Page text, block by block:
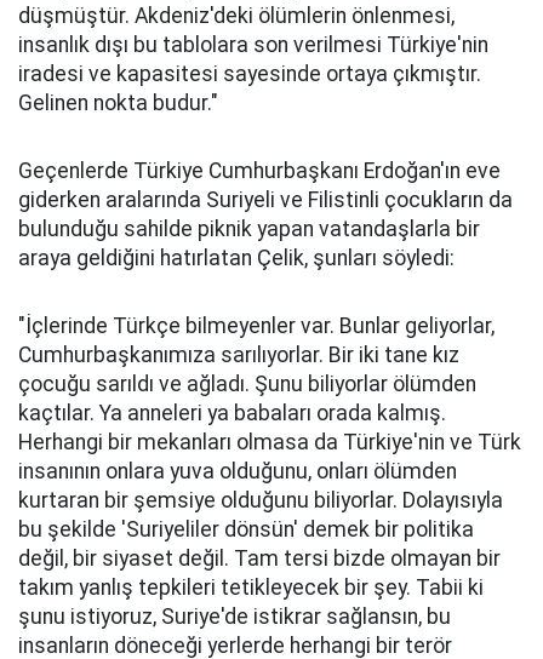
düşmüştür. Akdeniz'deki ölümlerin önlenmesi,
insanlık dışı bu tablolara son verilmesi Türkiye'nin
iradesi ve kapasitesi sayesinde ortaya çıkmıştır.
Gelinen nokta budur."
Geçenlerde Türkiye Cumhurbaşkanı Erdoğan'ın eve
giderken aralarında Suriyeli ve Filistinli çocukların da
bulunduğu sahilde piknik yapan vatandaşlarla bir
araya geldiğini hatırlatan Çelik, şunları söyledi:
"İçlerinde Türkçe bilmeyenler var. Bunlar geliyorlar,
Cumhurbaşkanımıza sarılıyorlar. Bir iki tane kız
çocuğu sarıldı ve ağladı. Şunu biliyorlar ölümden
kaçtılar. Ya anneleri ya babaları orada kalmış.
Herhangi bir mekanları olmasa da Türkiye'nin ve Türk
insanının onlara yuva olduğunu, onları ölümden
kurtaran bir şemsiye olduğunu biliyorlar. Dolayısıyla
bu şekilde 'Suriyeliler dönsün' demek bir politika
değil, bir siyaset değil. Tam tersi bizde olmayan bir
takım yanlış tepkileri tetikleyecek bir şey. Tabii ki
şunu istiyoruz, Suriye'de istikrar sağlansın, bu
insanların döneceği yerlerde herhangi bir terör